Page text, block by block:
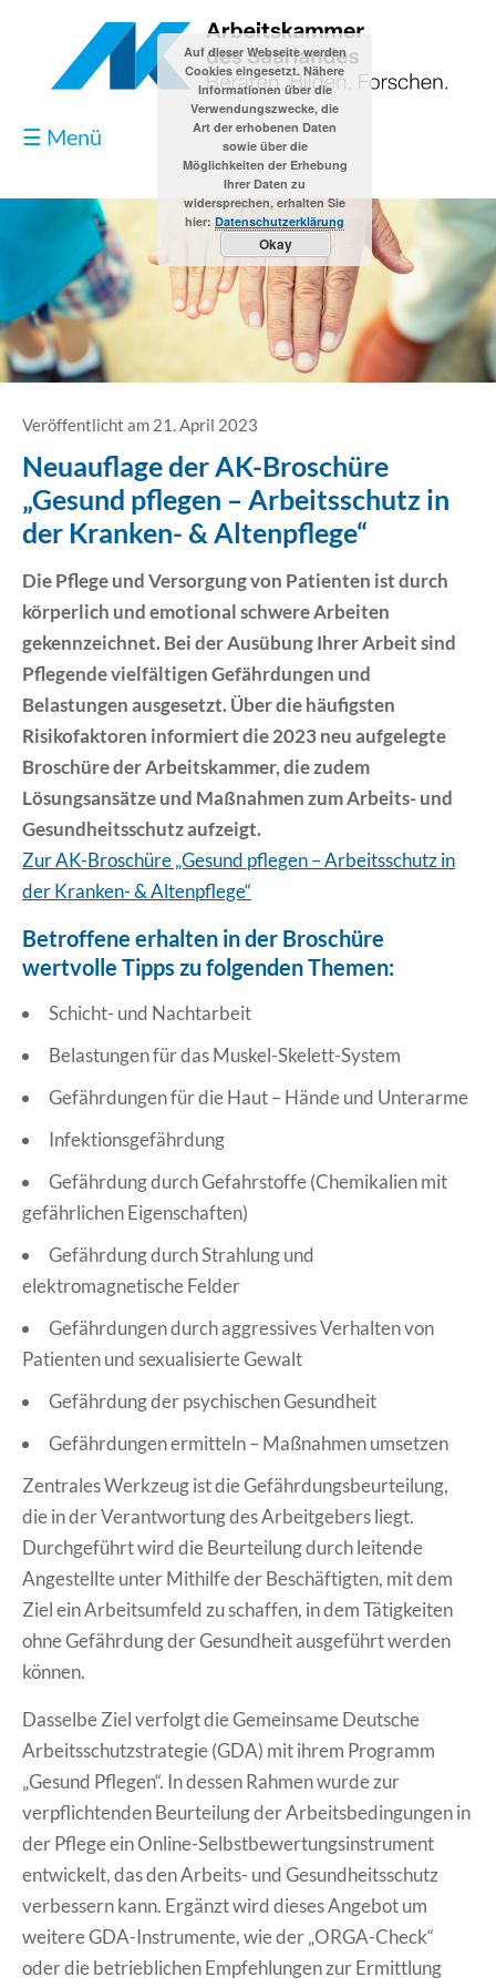
☰ Menü
Blog
Kontakt
Datenschutzerklärung
Erklärung Barrierefreiheit
Veröffentlicht am 21. April 2023
Neuauflage der AK-Broschüre
„Gesund pflegen – Arbeitsschutz in
der Kranken- & Altenpflege“
Die Pflege und Versorgung von Patienten ist durch
körperlich und emotional schwere Arbeiten
gekennzeichnet. Bei der Ausübung Ihrer Arbeit sind
Pflegende vielfältigen Gefährdungen und
Belastungen ausgesetzt. Über die häufigsten
Risikofaktoren informiert die 2023 neu aufgelegte
Broschüre der Arbeitskammer, die zudem
Lösungsansätze und Maßnahmen zum Arbeits- und
Gesundheitsschutz aufzeigt.
Zur AK-Broschüre „Gesund pflegen – Arbeitsschutz in
der Kranken- & Altenpflege“
Betroffene erhalten in der Broschüre
wertvolle Tipps zu folgenden Themen:
Schicht- und Nachtarbeit
Belastungen für das Muskel-Skelett-System
Gefährdungen für die Haut – Hände und Unterarme
Infektionsgefährdung
Gefährdung durch Gefahrstoffe (Chemikalien mit
gefährlichen Eigenschaften)
Gefährdung durch Strahlung und
elektromagnetische Felder
Gefährdungen durch aggressives Verhalten von
Patienten und sexualisierte Gewalt
Gefährdung der psychischen Gesundheit
Gefährdungen ermitteln – Maßnahmen umsetzen
Zentrales Werkzeug ist die Gefährdungsbeurteilung,
die in der Verantwortung des Arbeitgebers liegt.
Durchgeführt wird die Beurteilung durch leitende
Angestellte unter Mithilfe der Beschäftigten, mit dem
Ziel ein Arbeitsumfeld zu schaffen, in dem Tätigkeiten
ohne Gefährdung der Gesundheit ausgeführt werden
können.
Dasselbe Ziel verfolgt die Gemeinsame Deutsche
Arbeitsschutzstrategie (GDA) mit ihrem Programm
„Gesund Pflegen“. In dessen Rahmen wurde zur
verpflichtenden Beurteilung der Arbeitsbedingungen in
der Pflege ein Online-Selbstbewertungsinstrument
entwickelt, das den Arbeits- und Gesundheitsschutz
verbessern kann. Ergänzt wird dieses Angebot um
weitere GDA-Instrumente, wie der „ORGA-Check“
oder die betrieblichen Empfehlungen zur Ermittlung
Auf dieser Webseite werden
Cookies eingesetzt. Nähere
Informationen über die
Verwendungszwecke, die
Art der erhobenen Daten
sowie über die
Möglichkeiten der Erhebung
Ihrer Daten zu
widersprechen, erhalten Sie
hier: Datenschutzerklärung
Okay